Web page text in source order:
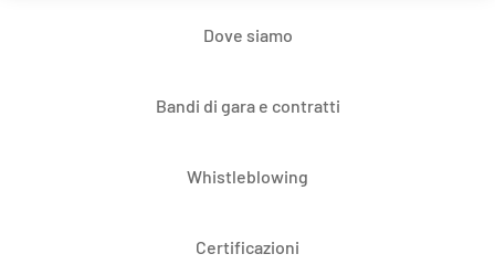
Dove siamo
Bandi di gara e contratti
Whistleblowing
Certificazioni